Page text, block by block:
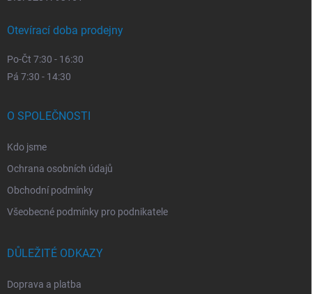
Otevírací doba prodejny
Po-Čt 7:30 - 16:30
Pá 7:30 - 14:30
O SPOLEČNOSTI
Kdo jsme
Ochrana osobních údajů
Obchodní podmínky
Všeobecné podmínky pro podnikatele
DŮLEŽITÉ ODKAZY
Doprava a platba